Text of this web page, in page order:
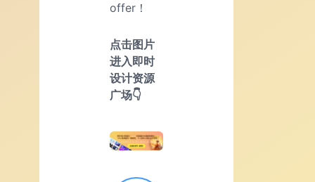
offer！
点击图片
进入即时
设计资源
广场👇